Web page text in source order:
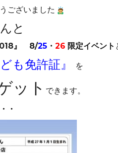
ございました
と
』 8/25 ・ 26 限定イベント
ども免許証』 を
ット できます。
・